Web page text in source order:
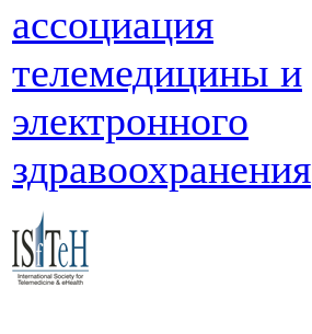
ассоциация
телемедицины и
электронного
здравоохранения